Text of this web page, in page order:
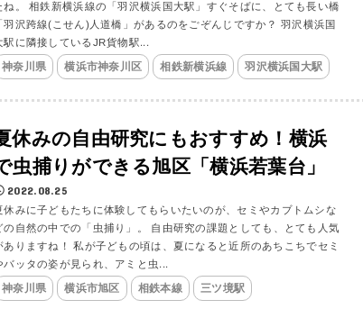
ね。 相鉄新横浜線の「羽沢横浜国大駅」すぐそばに、とても長い橋
羽沢跨線(こせん)人道橋」があるのをごぞんじですか？ 羽沢横浜国
駅に隣接しているJR貨物駅...
神奈川県 横浜市神奈川区 相鉄新横浜線 羽沢横浜国大駅
休みの自由研究にもおすすめ！横浜
虫捕りができる旭区「横浜若葉台」
2022.08.25
休みに子どもたちに体験してもらいたいのが、セミやカブトムシな
の自然の中での「虫捕り」。 自由研究の課題としても、とても人気
ありますね！ 私が子どもの頃は、夏になると近所のあちこちでセミ
バッタの姿が見られ、アミと虫...
神奈川県 横浜市旭区 相鉄本線 三ツ境駅